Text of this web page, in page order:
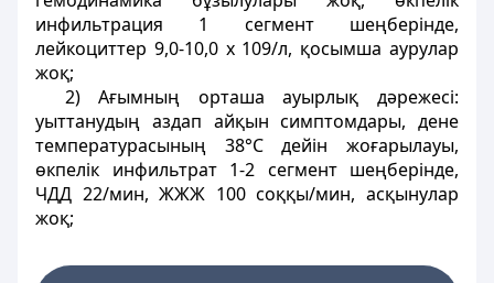
инфильтрация 1 сегмент шеңберінде,
лейкоциттер 9,0-10,0 х 109/л, қосымша аурулар
жоқ;
2) Ағымның орташа ауырлық дәрежесі:
уыттанудың аздап айқын симптомдары, дене
температурасының 38°С дейін жоғарылауы,
өкпелік инфильтрат 1-2 сегмент шеңберінде,
ЧДД 22/мин, ЖЖЖ 100 соққы/мин, асқынулар
жоқ;